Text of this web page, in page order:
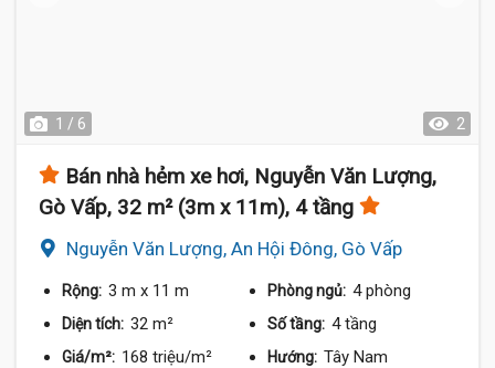
1 / 6 2
Bán nhà hẻm xe hơi, Nguyễn Văn Lượng,
Gò Vấp, 32 m² (3m x 11m), 4 tầng
Nguyễn Văn Lượng, An Hội Đông, Gò Vấp
Rộng: 3 m x 11 m Phòng ngủ: 4 phòng
Diện tích: 32 m² Số tầng: 4 tầng
Giá/m²: 168 triệu/m² Hướng: Tây Nam